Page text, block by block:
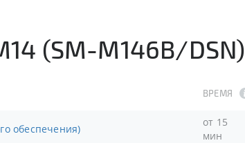
(SM-M146B/DSN)
ВРЕМЯ
обеспечения)
от 15
мин